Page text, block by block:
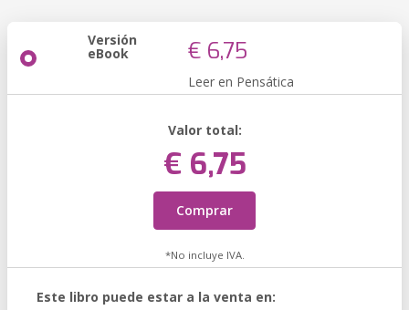
Versión
eBook € 6,75
Leer en Pensática
Valor total:
€ 6,75
Comprar
*No incluye IVA.
Este libro puede estar a la venta en: